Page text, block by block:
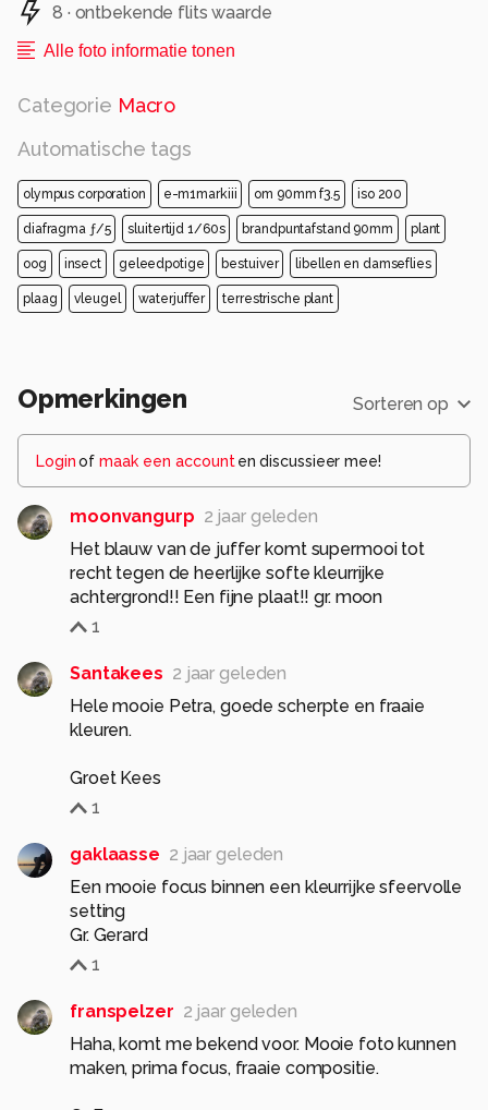
8 · ontbekende flits waarde
Alle foto informatie tonen
Categorie Macro
Automatische tags
olympus corporation e-m1markiii om 90mm f3.5 iso 200
diafragma ƒ/5 sluitertijd 1/60s brandpuntafstand 90mm plant
oog insect geleedpotige bestuiver libellen en damseflies
plaag vleugel waterjuffer terrestrische plant
Opmerkingen Sorteren op
Loginof maak een account en discussieer mee!
moonvangurp 2 jaar geleden
Het blauw van de juffer komt supermooi tot
recht tegen de heerlijke softe kleurrijke
achtergrond!! Een fijne plaat!! gr. moon
1
Santakees 2 jaar geleden
Hele mooie Petra, goede scherpte en fraaie
kleuren.
Groet Kees
1
gaklaasse 2 jaar geleden
Een mooie focus binnen een kleurrijke sfeervolle
setting
Gr. Gerard
1
franspelzer 2 jaar geleden
Haha, komt me bekend voor. Mooie foto kunnen
maken, prima focus, fraaie compositie.